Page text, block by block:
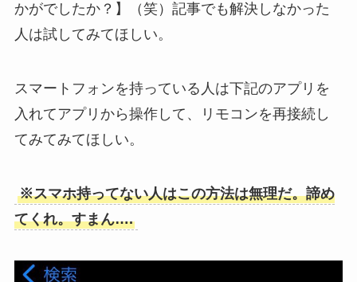
かがでしたか？】（笑）記事でも解決しなかった
人は試してみてほしい。
スマートフォンを持っている人は下記のアプリを
入れてアプリから操作して、リモコンを再接続し
てみてみてほしい。
※スマホ持ってない人はこの方法は無理だ。諦め
てくれ。すまん….